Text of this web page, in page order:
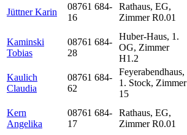
Jüttner Karin
08761 684-
16
Rathaus, EG,
Zimmer R0.01
Kaminski
Tobias
08761 684-
28
Huber-Haus, 1.
OG, Zimmer
H1.2
Kaulich
Claudia
08761 684-
62
Feyerabendhaus,
1. Stock, Zimmer
15
Kern
Angelika
08761 684-
17
Rathaus, EG,
Zimmer R0.01